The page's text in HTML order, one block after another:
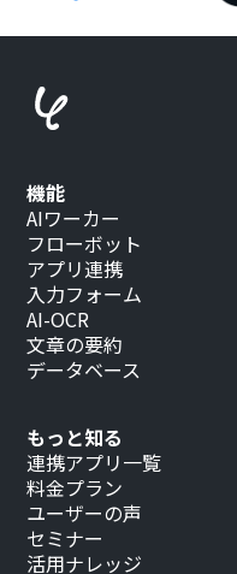
もっと知る
連携アプリ一覧
料金プラン
ユーザーの声
セミナー
活用ナレッジ
機能
AIワーカー
フローボット
アプリ連携
入力フォーム
AI-OCR
文章の要約
データベース